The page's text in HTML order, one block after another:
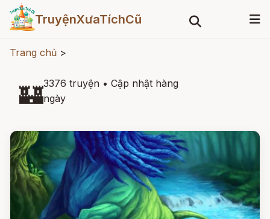
TruyệnXưaTíchCũ
Trang chủ >
🏰3376 truyện • Cập nhật hàng
ngày